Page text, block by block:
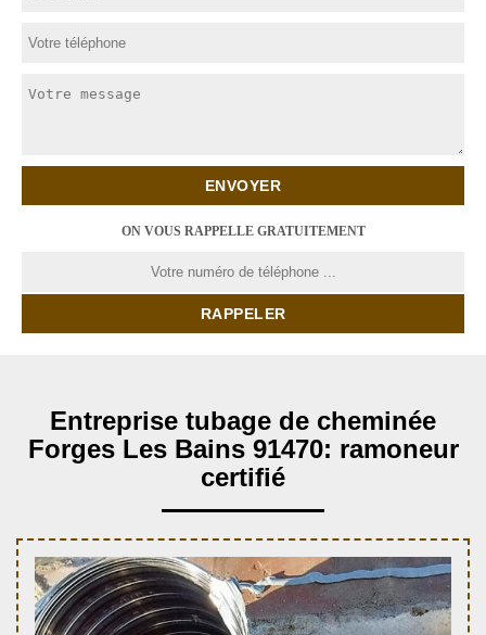
ON VOUS RAPPELLE GRATUITEMENT
Entreprise tubage de cheminée
Forges Les Bains 91470: ramoneur
certifié